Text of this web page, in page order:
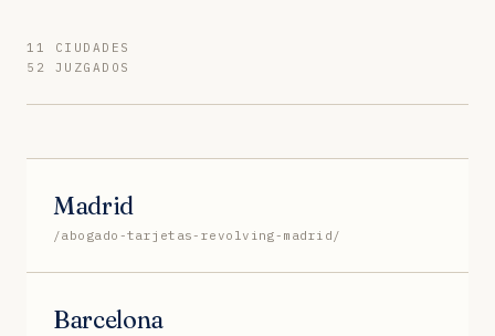
11 CIUDADES
52 JUZGADOS
Madrid
/abogado-tarjetas-revolving-madrid/
Barcelona